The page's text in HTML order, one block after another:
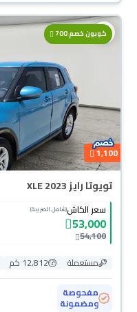
كوبون خصم 700
1,100
تويوتا رايز XLE 2023
سعر الكاش(شامل الضريبة)
53,000
54,100
مستعملة 12,812 كم
مفحوصة
ومضمونة